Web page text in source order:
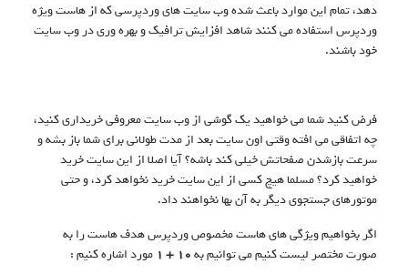
دهد، تمام این موارد باعث شده وب سایت های وردپرسی که از هاست ویژه
وردپرس استفاده می کنند شاهد افزایش ترافیک و بهره وری در وب سایت
خود باشند.
فرض کنید شما می خواهید یک گوشی از وب سایت معروفی خریداری کنید،
چه اتفاقی می افته وقتی اون سایت بعد از مدت طولانی برای شما باز بشه و
سرعت بازشدن صفحاتش خیلی کند باشه؟ آیا اصلا از این سایت خرید
خواهید کرد؟ مسلما هیچ کسی از این سایت خرید نخواهد کرد، و حتی
موتورهای جستجوی دیگر به آن بها نخواهند داد.
اگر بخواهیم ویژگی های هاست مخصوص وردپرس هدف هاست را به
صورت مختصر لیست کنیم می توانیم به10 + 1 مورد اشاره کنیم :